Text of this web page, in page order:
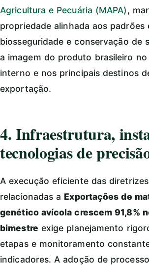
Agricultura e Pecuária (MAPA),
propriedade alinhada aos padrões
biosseguridade e conservação de
a imagem do produto brasileiro no
interno e nos principais destinos
exportação.
4. Infraestrutura,
tecnologias de
A execução eficiente das diretrizes
relacionadas a Exportações de
genético avícola crescem 91,8%
bimestre exige planejamento
etapas e monitoramento
indicadores. A adoção de